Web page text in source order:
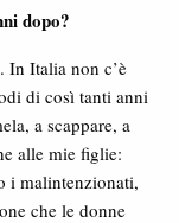
dopo?
In Italia non c’è
di così tanti anni
a scappare, a
alle mie figlie:
i malintenzionati,
che le donne